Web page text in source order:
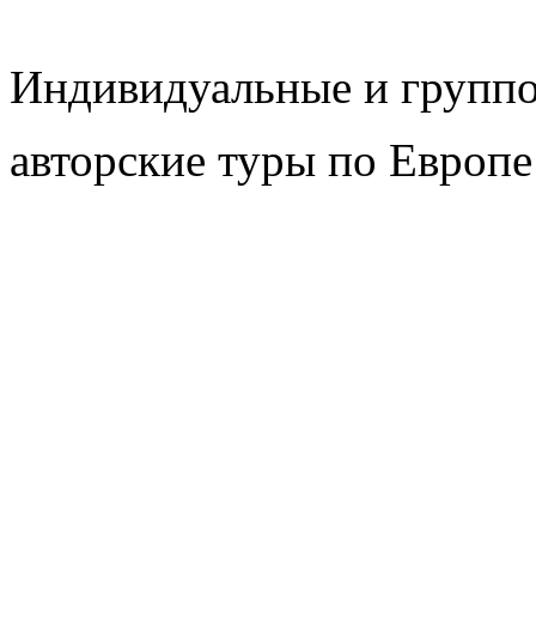
Индивидуальные и
авторские туры по